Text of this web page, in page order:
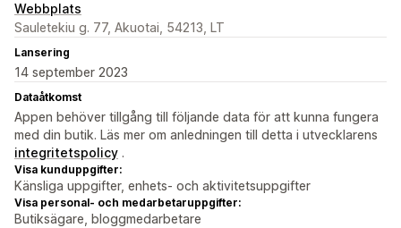
Webbplats
Sauletekiu g. 77, Akuotai, 54213, LT
Lansering
14 september 2023
Dataåtkomst
Appen behöver tillgång till följande data för att kunna fungera
med din butik. Läs mer om anledningen till detta i utvecklarens
integritetspolicy .
Visa kunduppgifter:
Känsliga uppgifter, enhets- och aktivitetsuppgifter
Visa personal- och medarbetaruppgifter:
Butiksägare, bloggmedarbetare